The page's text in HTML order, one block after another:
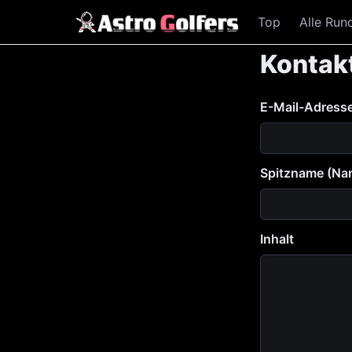
Top Alle
E-Mail-
Spitzname
Inhalt